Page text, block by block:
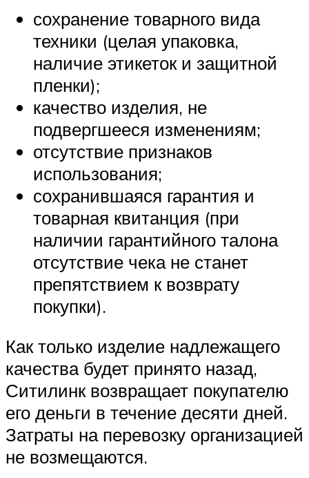
сохранение товарного вида
техники (целая упаковка,
наличие этикеток и защитной
пленки);
качество изделия, не
подвергшееся изменениям;
отсутствие признаков
использования;
сохранившаяся гарантия и
товарная квитанция (при
наличии гарантийного талона
отсутствие чека не станет
препятствием к возврату
покупки).
Как только изделие надлежащего
качества будет принято назад,
Ситилинк возвращает покупателю
его деньги в течение десяти дней.
Затраты на перевозку организацией
не возмещаются.